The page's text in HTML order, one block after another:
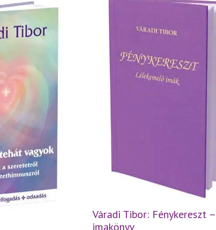
Váradi Tibor: Fénykereszt –
imakönyv